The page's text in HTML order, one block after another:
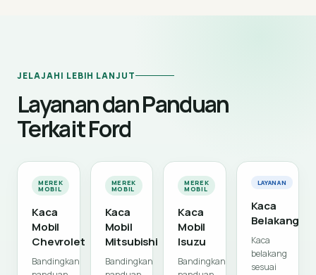
JELAJAHI LEBIH LANJUT
Layanan dan Panduan
Terkait Ford
MEREK
MOBIL
Kaca
Mobil
Chevrolet
Bandingkan
MEREK
MOBIL
Kaca
Mobil
Mitsubishi
Bandingkan
MEREK
MOBIL
Kaca
Mobil
Isuzu
Bandingkan
LAYANAN
Kaca
Belakang
Kaca
belakang
sesuai